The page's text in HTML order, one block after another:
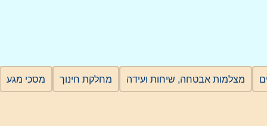
מצלמות אבטחה, שיחות ועידה מחלקת חינוך מסכי מגע